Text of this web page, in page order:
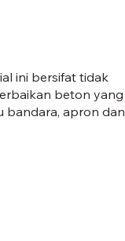
ini bersifat tidak
beton yang
bandara, apron dan